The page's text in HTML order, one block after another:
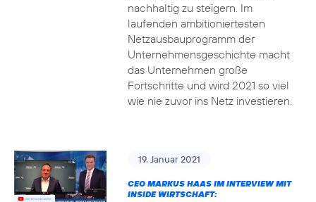
nachhaltig zu steigern. Im
laufenden ambitioniertesten
Netzausbauprogramm der
Unternehmensgeschichte macht
das Unternehmen große
Fortschritte und wird 2021 so viel
wie nie zuvor ins Netz investieren.
19. Januar 2021
CEO MARKUS HAAS IM INTERVIEW MIT
INSIDE WIRTSCHAFT: